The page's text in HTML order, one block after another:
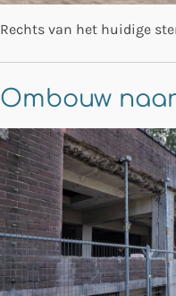
Rechts van het huidige
Ombouw